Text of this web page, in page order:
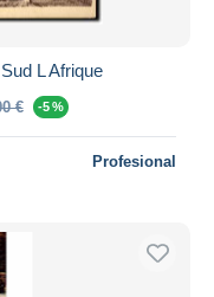
L Afrique
€ -5 %
Profesional